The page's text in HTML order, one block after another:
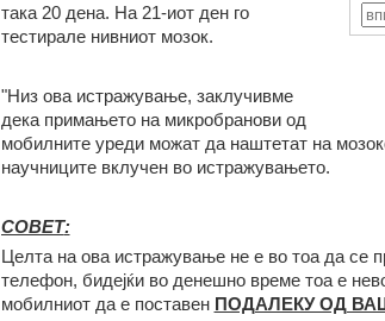
така 20 дена. На 21-иот ден го
тестирале нивниот мозок.
"Низ ова истражување, заклучивме
дека примањето на микробранови од
мобилните уреди можат да наштетат на
научниците вклучен во истражувањето.
СОВЕТ:
Целта на ова истражување не е во тоа да се
телефон, бидејќи во денешно време тоа е
мобилниот да е поставен ПОДАЛЕКУ ОД